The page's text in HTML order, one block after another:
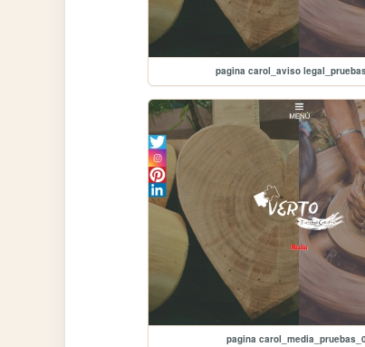
pagina carol_aviso
pagina